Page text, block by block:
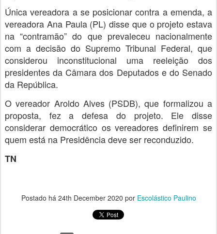
Única vereadora a se posicionar contra a emenda, a
vereadora Ana Paula (PL) disse que o projeto estava
na “contramão” do que prevaleceu nacionalmente
com a decisão do Supremo Tribunal Federal, que
considerou inconstitucional uma reeleição dos
presidentes da Câmara dos Deputados e do Senado
da República.
O vereador Aroldo Alves (PSDB), que formalizou a
proposta, fez a defesa do projeto. Ele disse
considerar democrático os vereadores definirem se
quem está na Presidência deve ser reconduzido.
TN
Postado há 24th December 2020 por Escolástico Paulino